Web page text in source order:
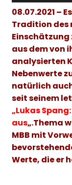
08.07.2021 –
Tradition des
Einschätzung
aus dem von
analysierten
Nebenwerte
natürlich
seit seinem
„Lukas
aus„.Thema
MBB mit
Werte, die er